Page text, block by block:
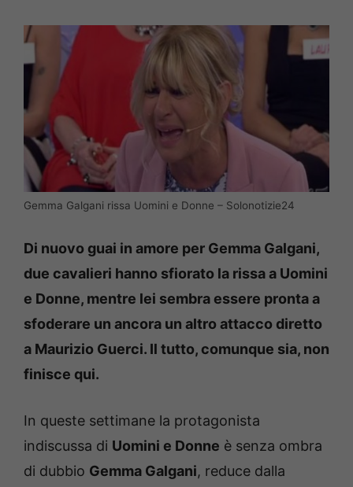
Gemma Galgani rissa Uomini e Donne – Solonotizie24
Di nuovo guai in amore per Gemma Galgani,
due cavalieri hanno sfiorato la rissa a Uomini
e Donne, mentre lei sembra essere pronta a
sfoderare un ancora un altro attacco diretto
a Maurizio Guerci. Il tutto, comunque sia, non
finisce qui.
In queste settimane la protagonista
indiscussa di Uomini e Donne è senza ombra
di dubbio Gemma Galgani, reduce dalla